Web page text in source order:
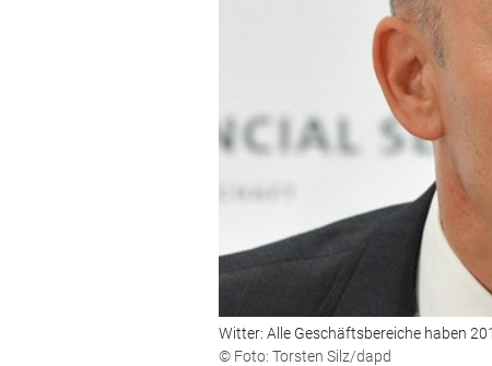
Witter: Alle Geschäftsbereiche haben
© Foto: Torsten Silz/dapd